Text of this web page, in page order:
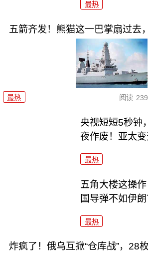
最热
五箭齐发！熊猫这一巴掌扇过去
最热 阅读
央视短短5秒钟
夜作废！亚太变
最热
五角大楼这操
国导弹不如伊朗
最热
炸疯了！俄乌互掀“仓库战”，28